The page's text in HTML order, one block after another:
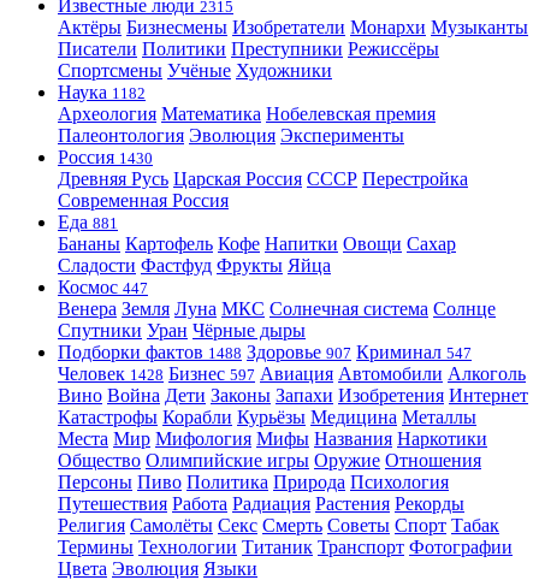
Известные люди 2315
Актёры Бизнесмены Изобретатели Монархи Музыканты
Писатели Политики Преступники Режиссёры
Спортсмены Учёные Художники
Наука 1182
Археология Математика Нобелевская премия
Палеонтология Эволюция Эксперименты
Россия 1430
Древняя Русь Царская Россия СССР Перестройка
Современная Россия
Еда 881
Бананы Картофель Кофе Напитки Овощи Сахар
Сладости Фастфуд Фрукты Яйца
Космос 447
Венера Земля Луна МКС Солнечная система Солнце
Спутники Уран Чёрные дыры
Подборки фактов 1488 Здоровье 907 Криминал 547
Человек 1428 Бизнес 597 Авиация Автомобили Алкоголь
Вино Война Дети Законы Запахи Изобретения Интернет
Катастрофы Корабли Курьёзы Медицина Металлы
Места Мир Мифология Мифы Названия Наркотики
Общество Олимпийские игры Оружие Отношения
Персоны Пиво Политика Природа Психология
Путешествия Работа Радиация Растения Рекорды
Религия Самолёты Секс Смерть Советы Спорт Табак
Термины Технологии Титаник Транспорт Фотографии
Цвета Эволюция Языки